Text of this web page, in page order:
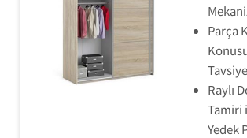
Parça
Raylı
Tamiri
Yedek